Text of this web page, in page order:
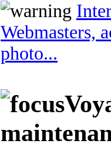
Webmasters,
photo...